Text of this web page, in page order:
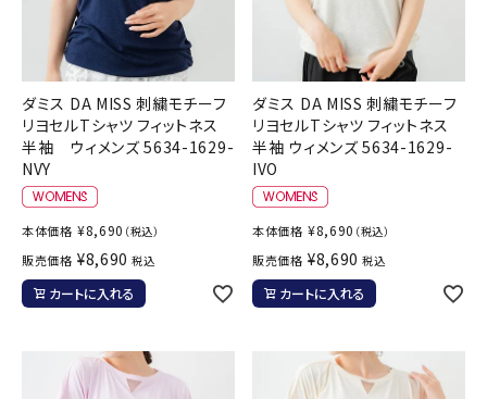
ダミス DA MISS 刺繍モチーフ
リヨセルTシャツ フィットネス
半袖 ウィメンズ 5634-1629-
NVY
本体価格 ¥8,690 （税込）
販売価格 ¥8,690 税込
カートに入れる
ダミス DA MISS 刺繍モチーフ
リヨセルTシャツ フィットネス
半袖 ウィメンズ 5634-1629-
IVO
本体価格 ¥8,690 （税込）
販売価格 ¥8,690 税込
カートに入れる